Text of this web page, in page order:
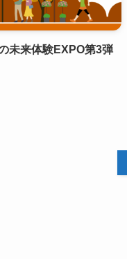
未来体験EXPO第3弾